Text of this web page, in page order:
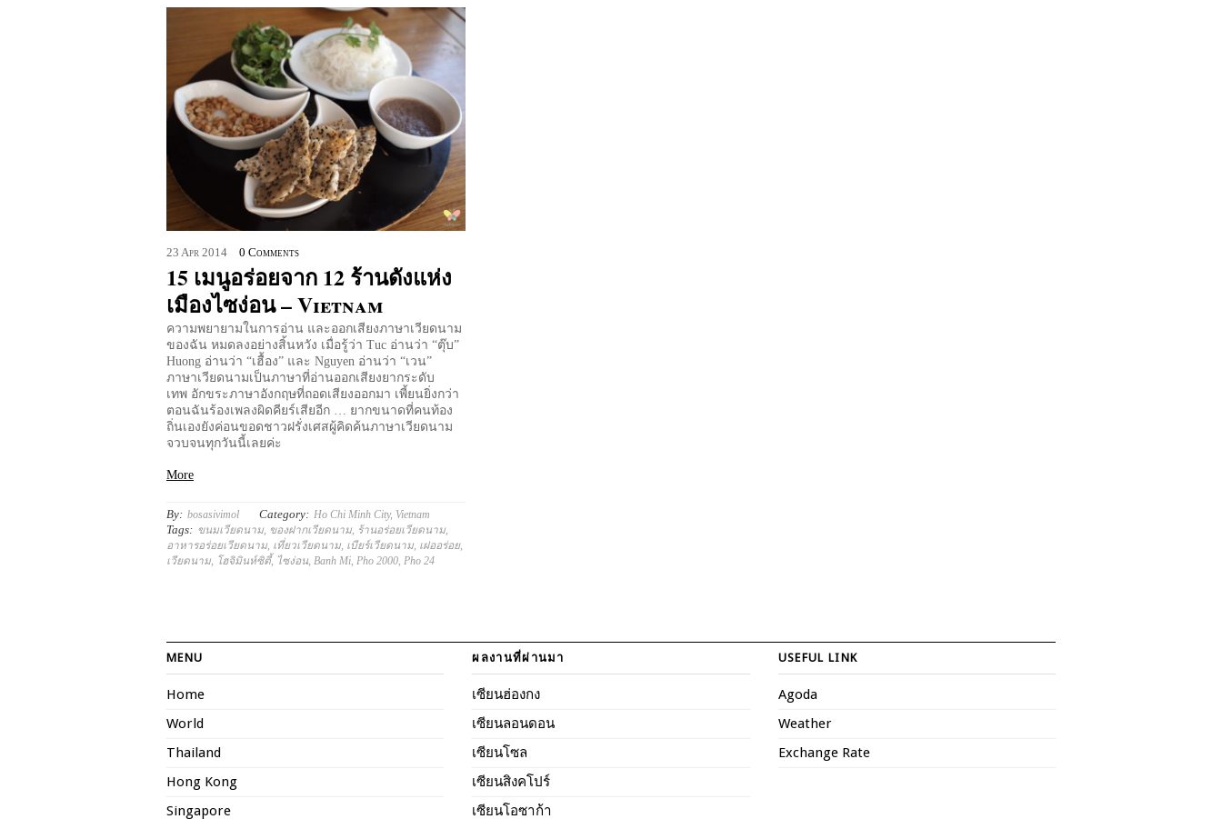
23 Apr 2014 0 Comments
15 เมนูอร่อยจาก 12 ร้านดังแห่ง
เมืองไซง่อน – Vietnam
ความพยายามในการอ่าน และออกเสียงภาษาเวียดนาม
ของฉัน หมดลงอย่างสิ้นหวัง เมื่อรู้ว่า Tuc อ่านว่า “ตุ๊บ”
Huong อ่านว่า “เฮื้อง” และ Nguyen อ่านว่า “เวน”
ภาษาเวียดนามเป็นภาษาที่อ่านออกเสียงยากระดับ
เทพ อักขระภาษาอังกฤษที่ถอดเสียงออกมา เพี้ยนยิ่งกว่า
ตอนฉันร้องเพลงผิดคียร์เสียอีก … ยากขนาดที่คนท้อง
ถิ่นเองยังค่อนขอดชาวฝรั่งเศสผู้คิดค้นภาษาเวียดนาม
จวบจนทุกวันนี้เลยค่ะ
More
By: bosasivimol Category: Ho Chi Minh City, Vietnam
Tags: ขนมเวียดนาม, ของฝากเวียดนาม, ร้านอร่อยเวียดนาม,
อาหารอร่อยเวียดนาม, เที่ยวเวียดนาม, เบียร์เวียดนาม, เฝออร่อย,
เวียดนาม, โฮจิมินห์ซิตี้, ไซง่อน, Banh Mi, Pho 2000, Pho 24
MENU
Home
World
Thailand
Hong Kong
Singapore
ผลงานที่ผ่านมา
เซียนฮ่องกง
เซียนลอนดอน
เซียนโซล
เซียนสิงคโปร์
เซียนโอซาก้า
USEFUL LINK
Agoda
Weather
Exchange Rate